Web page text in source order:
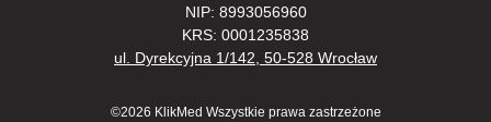
NIP: 8993056960
KRS: 0001235838
ul. Dyrekcyjna 1/142, 50-528 Wrocław
©2026 KlikMed Wszystkie prawa zastrzeżone